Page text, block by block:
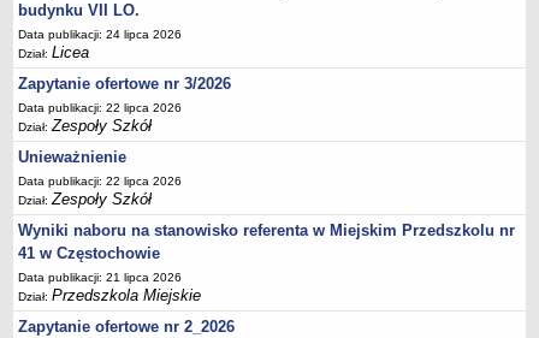
Sprawozdania
Deklaracja dostępności
DEKLARACJA DOSTĘPNOŚCI
PONOWNE WYKORZYSTYWANIE
UDOSTĘPNIANIE INFORMACJI PUBLICZNEJ
OCHRONA DANYCH OSOBOWYCH
budynku VII LO.
Data publikacji: 24 lipca 2026
Dział:Licea
Zapytanie ofertowe nr 3/2026
Data publikacji: 22 lipca 2026
Dział:Zespoły Szkół
Unieważnienie
Data publikacji: 22 lipca 2026
Dział:Zespoły Szkół
Wyniki naboru na stanowisko referenta w Miejskim Przedszkolu nr
41 w Częstochowie
Data publikacji: 21 lipca 2026
Dział:Przedszkola Miejskie
Zapytanie ofertowe nr 2_2026